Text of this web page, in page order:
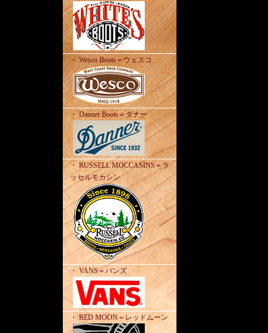
・ Wesco Boots＝ウェスコ
・ Danner Boots＝ダナー
・ RUSSELL MOCCASINS＝ラ
ッセルモカシン
・ VANS＝バンズ
・ RED MOON＝レッドムーン